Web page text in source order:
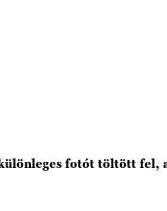
fotót töltött fel,